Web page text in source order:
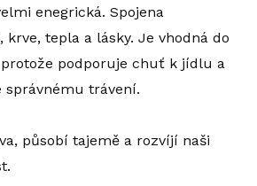
enegrická. Spojena
krve, tepla a lásky. Je vhodná do
podporuje chuť k jídlu a
správnému trávení.
působí tajemě a rozvíjí naši